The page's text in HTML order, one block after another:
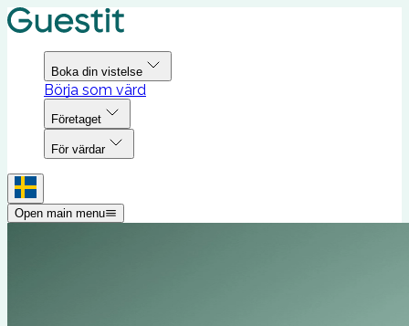
Boka din vistelse
Börja som värd
Företaget
För värdar
Open main menu